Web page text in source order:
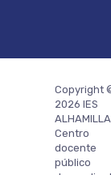
Copyright
2026 IES
Centro
docente
público